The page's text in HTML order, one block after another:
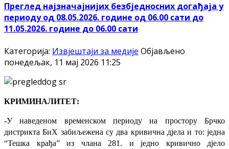
Преглед најзначајнијих безбједносних догађаја у
периоду од 08.05.2026. године од 06.00 сати до
11.05.2026. године до 06.00 сати
Категорија: Извјештаји за медије Објављено
понедељак, 11 мај 2026 11:25
КРИМИНАЛИТЕТ:
-У наведеном временском периоду на простору Брчко
дистрикта БиХ забиљежена су два кривична дјела и то: једна
“Тешка крађа” из члана 281. и једно кривично дјело